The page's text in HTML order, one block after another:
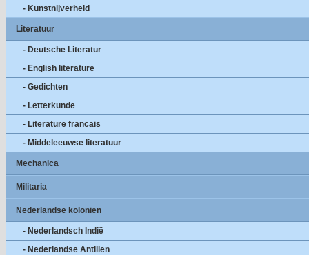
- Kunstnijverheid
Literatuur
- Deutsche Literatur
- English literature
- Gedichten
- Letterkunde
- Literature francais
- Middeleeuwse literatuur
Mechanica
Militaria
Nederlandse koloniën
- Nederlandsch Indië
- Nederlandse Antillen